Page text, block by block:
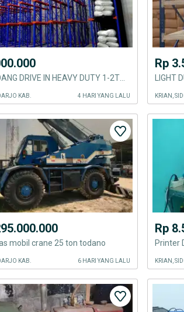
KAB. 4 HARI YANG LALU
Rp
KRIAN,
mobil crane 25 ton todano
KAB. 6 HARI YANG LALU
Rp
KRIAN,